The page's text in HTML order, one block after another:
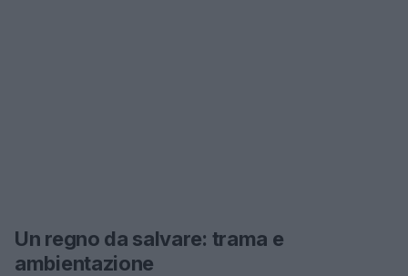
Un regno da salvare: trama e
ambientazione